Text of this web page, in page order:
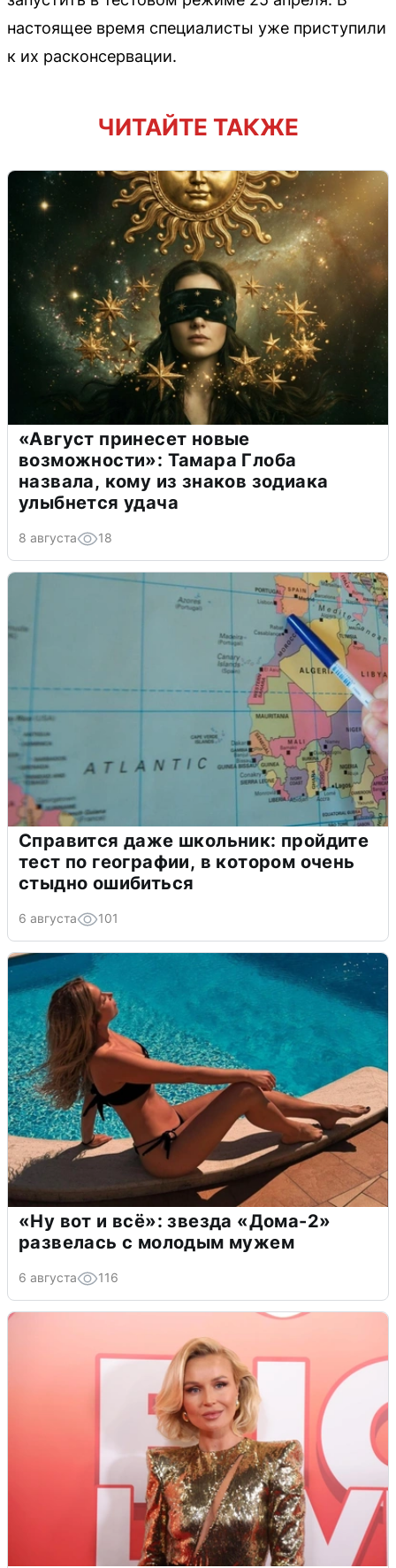
настоящее время специалисты уже приступили
к их расконсервации.
ЧИТАЙТЕ ТАКЖЕ
«Август принесет новые
возможности»: Тамара Глоба
назвала, кому из знаков зодиака
улыбнется удача
8 августа 18
Справится даже школьник: пройдите
тест по географии, в котором очень
стыдно ошибиться
6 августа 101
«Ну вот и всё»: звезда «Дома-2»
развелась с молодым мужем
6 августа 116